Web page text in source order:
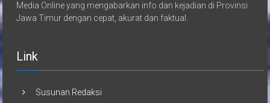
Media Online yang mengabarkan info dan kejadian di Provinsi
Jawa Timur dengan cepat, akurat dan faktual.
Link
Susunan Redaksi